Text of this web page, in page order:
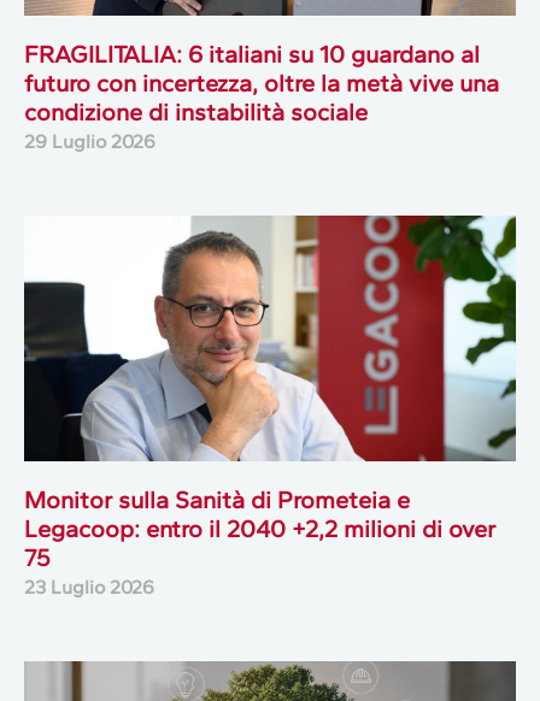
FRAGILITALIA: 6 italiani su 10 guardano al
futuro con incertezza, oltre la metà vive una
condizione di instabilità sociale
29 Luglio 2026
Monitor sulla Sanità di Prometeia e
Legacoop: entro il 2040 +2,2 milioni di over
75
23 Luglio 2026